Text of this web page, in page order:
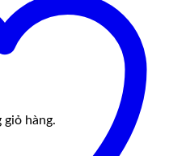
giỏ hàng.